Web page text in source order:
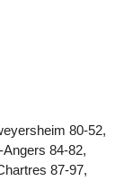
80-52,
84-82,
87-97,